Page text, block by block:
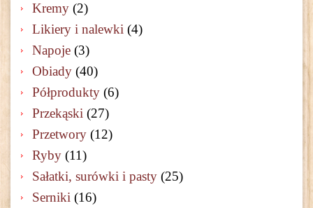
Kremy (2)
Likiery i nalewki (4)
Napoje (3)
Obiady (40)
Półprodukty (6)
Przekąski (27)
Przetwory (12)
Ryby (11)
Sałatki, surówki i pasty (25)
Serniki (16)